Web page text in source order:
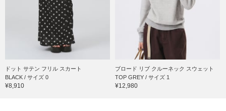
ドット サテン フリル スカート
BLACK / サイズ 0
¥8,910
ブロード リブ クルーネック スウェット
TOP GREY / サイズ 1
¥12,980